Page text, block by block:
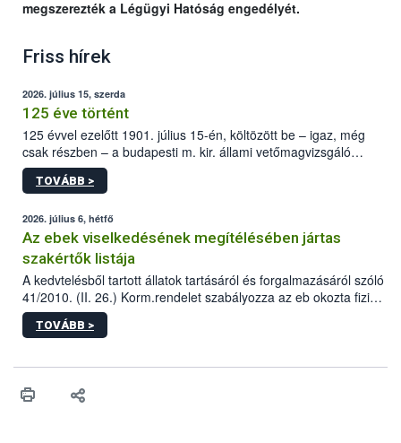
megszerezték a Légügyi Hatóság engedélyét.
Friss hírek
2026. július 15, szerda
125 éve történt
125 évvel ezelőtt 1901. július 15-én, költözött be – igaz, még
csak részben – a budapesti m. kir. állami vetőmagvizsgáló
állomás a Kis Rókus utca 15. szám alatti, Czigler Győző által
tervezett új épületébe.
TOVÁBB >
2026. július 6, hétfő
Az ebek viselkedésének megítélésében jártas
szakértők listája
A kedvtelésből tartott állatok tartásáról és forgalmazásáról szóló
41/2010. (II. 26.) Korm.rendelet szabályozza az eb okozta fizikai
sérülés, illetve ennek veszélye keletkezésekor felmerülő
hatósági feladatokat, valamint a veszélyes eb tartását és annak
vonni az ebek viselkedésének megítélésében jártas szakértőt.
TOVÁBB >